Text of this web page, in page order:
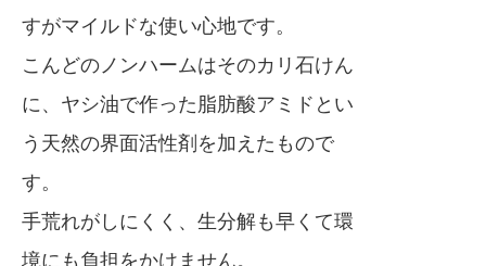
すがマイルドな使い心地です。
こんどのノンハームはそのカリ石けん
に、ヤシ油で作った脂肪酸アミドとい
う天然の界面活性剤を加えたもので
す。
手荒れがしにくく、生分解も早くて環
境にも負担をかけません。